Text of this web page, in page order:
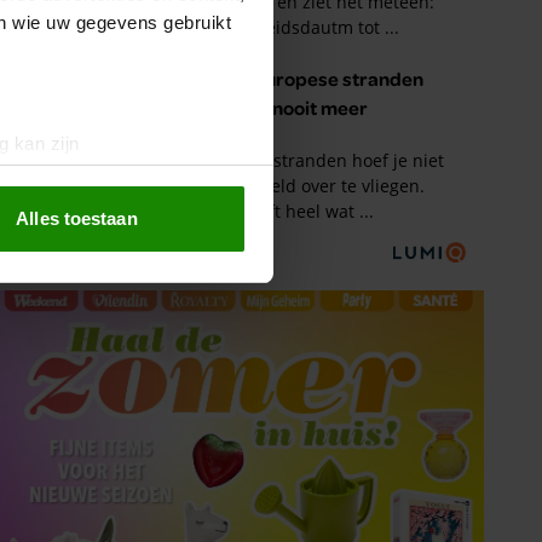
wie uw gegevens gebruikt
kan zijn
te bieden en om ons
die u aan ze heeft
met onze cookies als u
Alles toestaan